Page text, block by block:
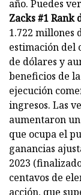
año. Puedes ver
Zacks #1 Rank
1.722 millones
estimación del
de dólares y
beneficios de
ejecución
ingresos. Las
aumentaron un
que ocupa el
ganancias
2023
centavos de
acción, que